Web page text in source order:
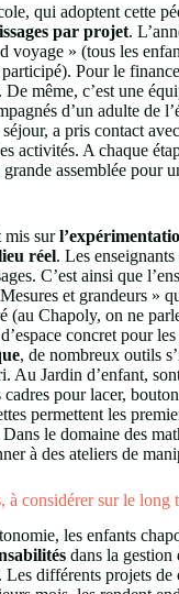
qui adoptent cette
par projet.
voyage » (tous les
Pour le
même, c’est une
d’un adulte de
a pris contact
activités. A chaque
assemblée pour
mis sur
réel. Les
C’est ainsi que
et grandeurs »
(au Chapoly, on ne
concret pour
, de nombreux outils
Au Jardin d’enfant,
cadres pour lacer,
permettent les
le domaine des
à des ateliers de
à considérer sur le long
les enfants
dans la gestion
différents projets de